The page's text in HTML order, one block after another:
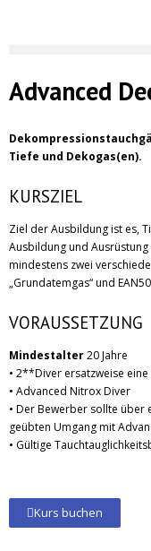
Advanced
Tiefe und Dekogas(en).
KURSZIEL
Ziel der Ausbildung ist es,
Ausbildung und
mindestens zwei
„Grundatemgas“ und
VORAUSSETZUNG
Mindestalter20 Jahre
• 2**Diver ersatzweise
• Advanced Nitrox Diver
• Der Bewerber sollte über
geübten Umgang mit
• Gültige
Kurs buchen